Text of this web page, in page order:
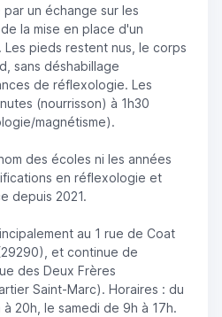
un échange sur les
la mise en place d'un
pieds restent nus, le corps
sans déshabillage
de réflexologie. Les
(nourrisson) à 1h30
magnétisme).
des écoles ni les années
en réflexologie et
depuis 2021.
au 1 rue de Coat
et continue de
des Deux Frères
Saint-Marc). Horaires : du
20h, le samedi de 9h à 17h.